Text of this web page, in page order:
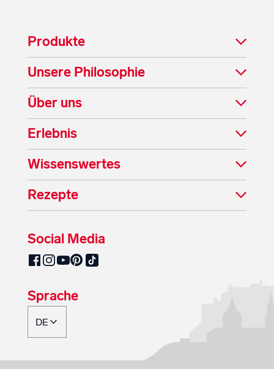
Produkte
Unsere Philosophie
Über uns
Erlebnis
Wissenswertes
Rezepte
Social Media
SalzburgMilch auf Facebook
SalzburgMilch auf Instagram
SalzburgMilch auf YouTube
SalzburgMilch auf Pinterest
SalzburgMilch auf TikTok
Sprache